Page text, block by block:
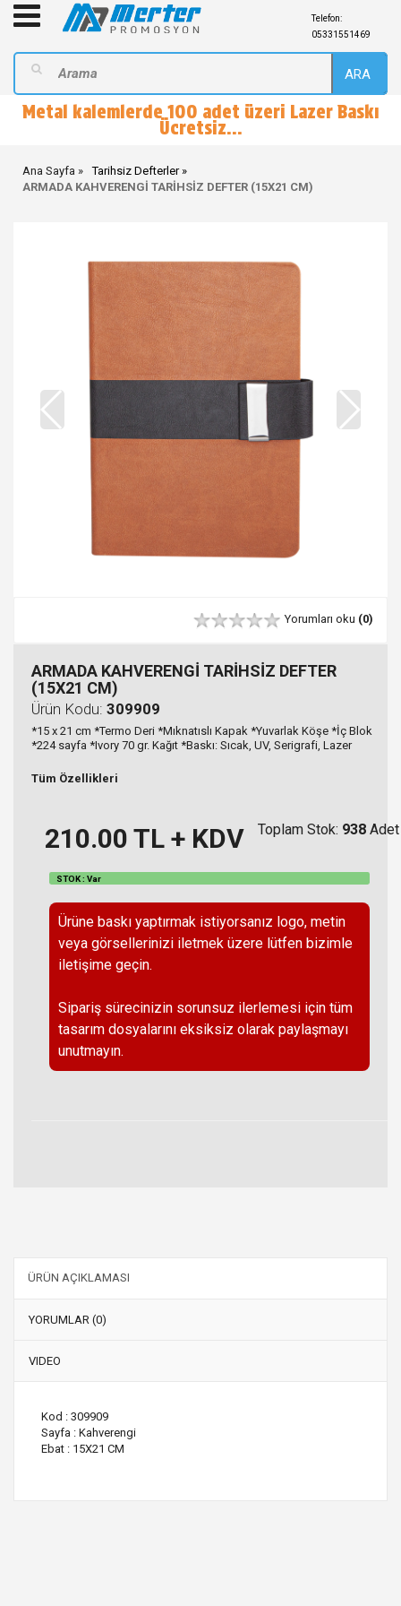
Telefon:
05331551469
ARA
Metal kalemlerde 100 adet üzeri Lazer Baskı
Ücretsiz...
Ana Sayfa
Tarihsiz Defterler
ARMADA KAHVERENGİ TARİHSİZ DEFTER (15X21 CM)
Yorumları oku (0)
ARMADA KAHVERENGİ TARİHSİZ DEFTER
(15X21 CM)
Ürün Kodu: 309909
*15 x 21 cm *Termo Deri *Mıknatıslı Kapak *Yuvarlak Köşe *İç Blok
*224 sayfa *Ivory 70 gr. Kağıt *Baskı: Sıcak, UV, Serigrafi, Lazer
Tüm Özellikleri
210.00 TL + KDV Toplam Stok: 938 Adet
STOK : Var
Ürüne baskı yaptırmak istiyorsanız logo, metin
veya görsellerinizi iletmek üzere lütfen bizimle
iletişime geçin.
Sipariş sürecinizin sorunsuz ilerlemesi için tüm
tasarım dosyalarını eksiksiz olarak paylaşmayı
unutmayın.
ÜRÜN AÇIKLAMASI
YORUMLAR (0)
VIDEO
Kod : 309909
Sayfa : Kahverengi
Ebat : 15X21 CM